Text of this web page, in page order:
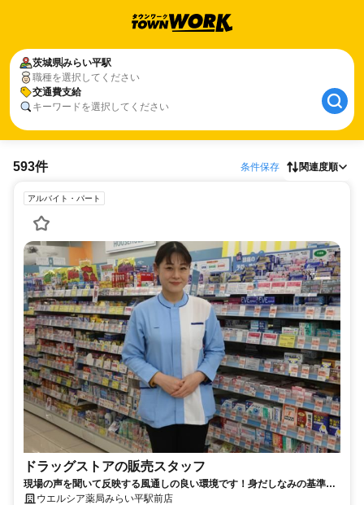
茨城県みらい平駅
職種を選択してください
交通費支給
キーワードを選択してください
593件 条件保存 関連度順
アルバイト・パート
ドラッグストアの販売スタッフ
現場の声を聞いて反映する風通しの良い環境です！身だしなみの基準を
大幅に緩和しました！
ウエルシア薬局みらい平駅前店